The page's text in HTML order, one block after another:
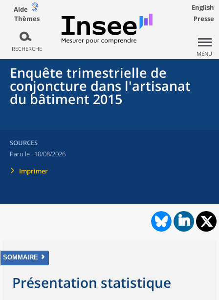
Aide
Thèmes
RECHERCHE
English
Presse
MENU
Enquête trimestrielle de
conjoncture dans l'artisanat
du bâtiment 2015
SOURCES
Paru le : 10/08/2026
Imprimer
SOMMAIRE
Présentation statistique